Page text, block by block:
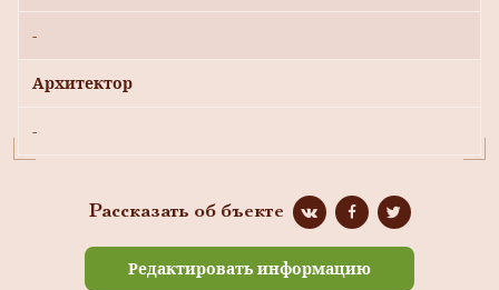
-
Архитектор
-
Рассказать об бъекте
Редактировать информацию